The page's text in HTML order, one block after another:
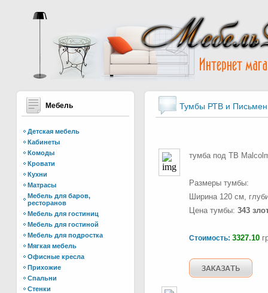
Мебель
Детская мебель
Кабинеты
Комоды
Кровати
Кухни
Матрасы
Мебель для баров,
ресторанов
Мебель для гостиниц
Мебель для гостиной
Мебель для подростка
Мягкая мебель
Офисные кресла
Прихожие
Спальни
Стенки
Тумбы РТВ и
тумба под ТВ
Размеры тумбы:
Ширина 120 см,
Цена тумбы: 343
Стоимость: 3327.10